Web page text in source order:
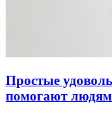
Простые
помогают людям